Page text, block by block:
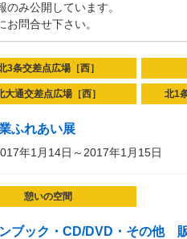
み公開しています。
問合せ下さい。
3条交差点広場［西］
大通交差点広場［西］ 北1
ふれあい展
年1月14日～2017年1月15日
憩いの空間
ブック・CD/DVD・その他